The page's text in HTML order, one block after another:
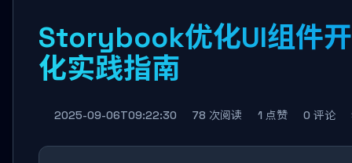
Storybook优化UI组件
化实践指南
2025-09-06T09:22:30 78 次阅读 1 点赞 0 评论